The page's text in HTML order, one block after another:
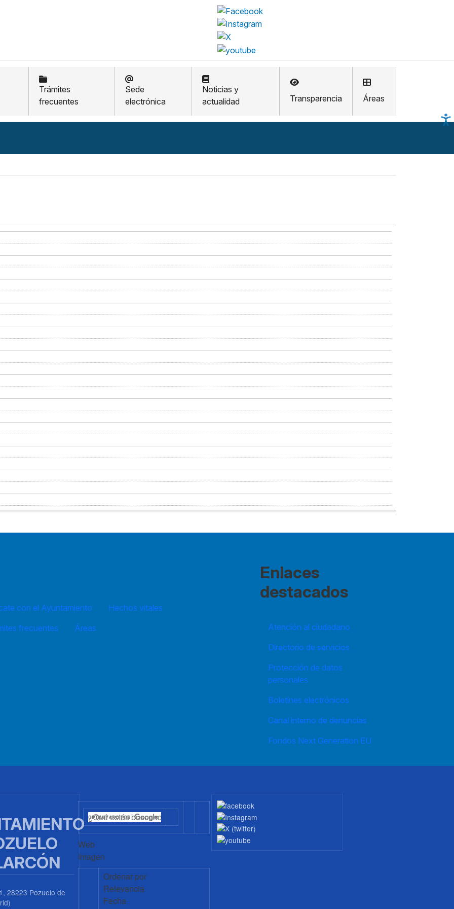
Trámites
frecuentes
Sede
electrónica
Noticias y
actualidad
Transparencia Áreas
con el Ayuntamiento
Hechos vitales
frecuentes Áreas
Enlaces
destacados
Atención al ciudadano
Directorio de servicios
Protección de datos
personales
Boletines electrónicos
Canal interno de denuncias
Fondos Next Generation EU
28223 Pozuelo de
Web
Imagen
Ordenar por
Relevancia
Fecha